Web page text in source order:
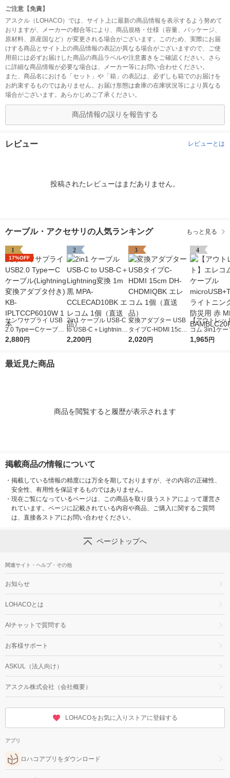
ご注意【免責】
アスクル（LOHACO）では、サイト上に最新の商品情報を表示するよう努めて
おりますが、メーカーの都合等により、商品規格・仕様（容量、パッケージ、
原材料、原産国など）が変更される場合がございます。このため、実際にお届
けする商品とサイト上の商品情報の表記が異なる場合がございますので、ご使
用前には必ずお届けした商品の商品ラベルや注意書きをご確認ください。さら
に詳細な商品情報が必要な場合は、メーカー等にお問い合わせください。
また、商品名における「セット」や「箱」の表記は、必ずしも箱でのお届けを
お約束するものではありません。お届け形態は倉庫の在庫状況等により異なる
場合がございます。あらかじめご了承ください。
商品情報の誤りを報告する
レビュー レビューとは
投稿されたレビューはまだありません。
ケーブル・アクセサリの人気ランキング もっと見る
1
17%OFF
サンワサプライ USB
2.0 TypeーCケーブル
(Lightning変換アダプ
2,880円
2
2in1 ケーブル USB-C
to USB-C＋Lightning
変換 1m 黒 MPA-CCL
2,200円
3
変換アダプター USB
タイプC-HDMI 15cm
DH-CHDMIQBK エレ
2,020円
4
【アウトレッ
コム 3in1ケー
1,965円
最近見た商品
商品を閲覧すると履歴が表示されます
掲載商品の情報について
・ 掲載している情報の精度には万全を期しておりますが、その内容の正確性、
安全性、有用性を保証するものではありません。
・ 現在ご覧になっているページは、この商品を取り扱うストアによって運営さ
れています。ページに記載されている内容や商品、ご購入に関するご質問
は、直接各ストアにお問い合わせください。
ページトップへ
関連サイト・ヘルプ・その他
お知らせ
LOHACOとは
AIチャットで質問する
お客様サポート
ASKUL（法人向け）
アスクル株式会社（会社概要）
LOHACOをお気に入りストアに登録する
アプリ
ロハコアプリをダウンロード